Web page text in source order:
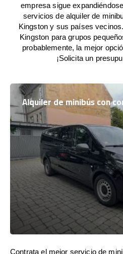
empresa sigue
servicios de alquiler de
Kingston y sus países
Kingston para grupos
probablemente, la mejor
¡Solicita un
Alquiler de minibús con
Contrata el mejor servicio de